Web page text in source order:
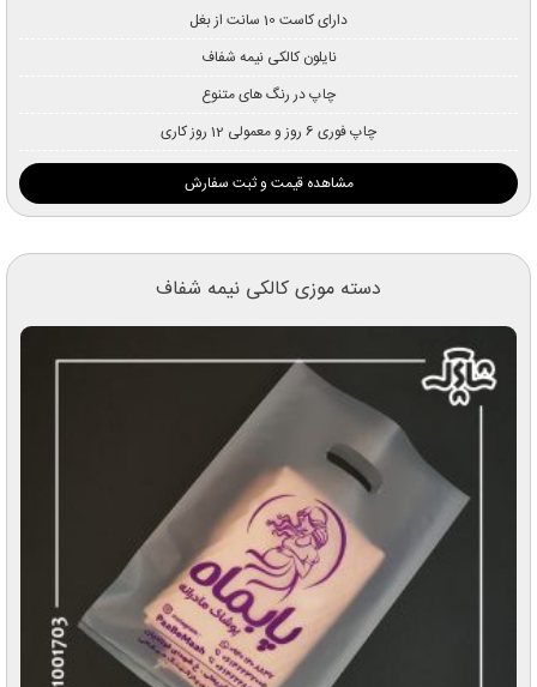
دارای کاست 10 سانت از بغل
نایلون کالکی نیمه شفاف
چاپ در رنگ های متنوع
چاپ فوری 6 روز و معمولی 12 روز کاری
مشاهده قیمت و ثبت سفارش
دسته موزی کالکی نیمه شفاف